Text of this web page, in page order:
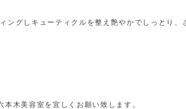
ングしキューティクルを整え艶やかでしっとり、
本木美容室を宜しくお願い致します。